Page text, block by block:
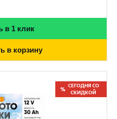
в 1 клик
в корзину
СЕГОДНЯ СО
СКИДКОЙ